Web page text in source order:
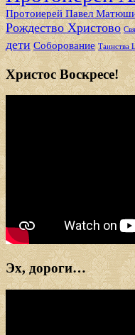
Протоиерей Павел
Рождество Христово
дети Соборование Таинства
Христос Воскресе!
Эх, дороги…